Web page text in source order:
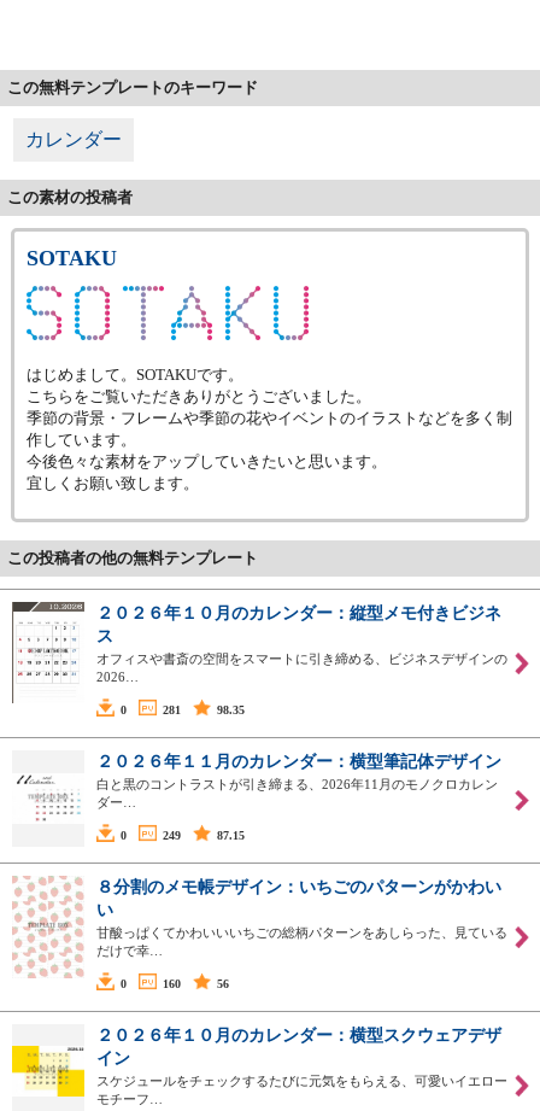
この無料テンプレートのキーワード
カレンダー
この素材の投稿者
SOTAKU
はじめまして。SOTAKUです。
こちらをご覧いただきありがとうございました。
季節の背景・フレームや季節の花やイベントのイラストなどを多く制
作しています。
今後色々な素材をアップしていきたいと思います。
宜しくお願い致します。
この投稿者の他の無料テンプレート
２０２６年１０月のカレンダー：縦型メモ付きビジネ
ス
オフィスや書斎の空間をスマートに引き締める、ビジネスデザインの
2026…
0 281 98.35
２０２６年１１月のカレンダー：横型筆記体デザイン
白と黒のコントラストが引き締まる、2026年11月のモノクロカレン
ダー…
0 249 87.15
８分割のメモ帳デザイン：いちごのパターンがかわい
い
甘酸っぱくてかわいいいちごの総柄パターンをあしらった、見ている
だけで幸…
0 160 56
２０２６年１０月のカレンダー：横型スクウェアデザ
イン
スケジュールをチェックするたびに元気をもらえる、可愛いイエロー
モチーフ…